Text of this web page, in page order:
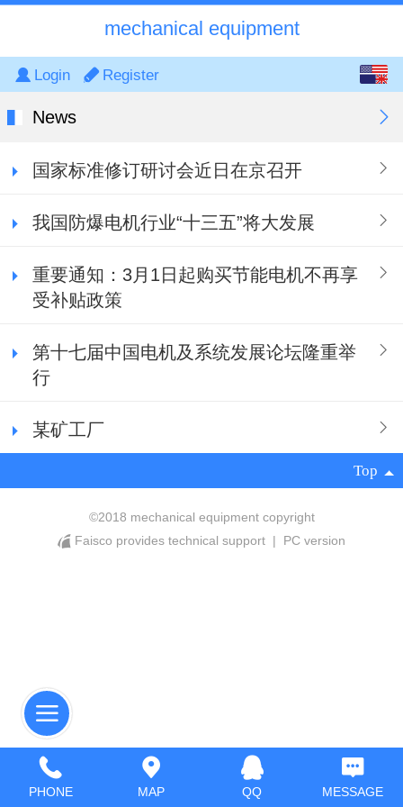
mechanical equipment
Login Register
News
国家标准修订研讨会近日在京召开
我国防爆电机行业“十三五”将大发展
重要通知：3月1日起购买节能电机不再享
受补贴政策
第十七届中国电机及系统发展论坛隆重举
行
某矿工厂
Top
©2018 mechanical equipment copyright
Faisco provides technical support | PC version
PHONE MAP QQ MESSAGE